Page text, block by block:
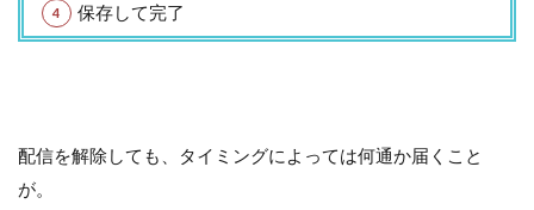
保存して完了
配信を解除しても、タイミングによっては何通か届くこと
が。